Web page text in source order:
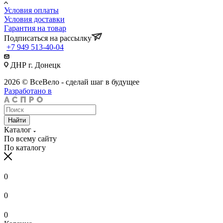
Условия оплаты
Условия доставки
Гарантия на товар
Подписаться на рассылку
+7 949 513-40-04
ДНР г. Донецк
2026 © ВсеВело - сделай шаг в будущее
Разработано в
Найти
Каталог
По всему сайту
По каталогу
0
0
0